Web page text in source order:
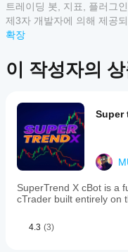
구역이 자동으로 조정
사용자 지정 가능한
경량 및 빠름: 대용량
CPU 사용량으로 최
모든 심볼 및 시간대
호화폐까지.
왜 사용해야 하나요?
장 주목하는 가격 수
을 시각적으로 구분함
즉각적인 정보를 제공
정을 내리는 데 도움
결론 이것은 단순한
하든, Daily Open
이
상
대
한
뷰
없
습
니
다.
수
있
나
설치
추가
하여
기술
분석
을
위한
를
사용
어떤
앱이
Store의
지표를
지원하
나요?
지표는
cTrader
및 Mac에
지
표
어
트레이딩 봇, 지표, 플러그
제3자 개발자에 의해 제공
적으로 제공된 것입니다.
니다.
확장
이 작성자의 상
Super
SuperTrend X cBot is a
cTrader built entirely on
4.3 (3)